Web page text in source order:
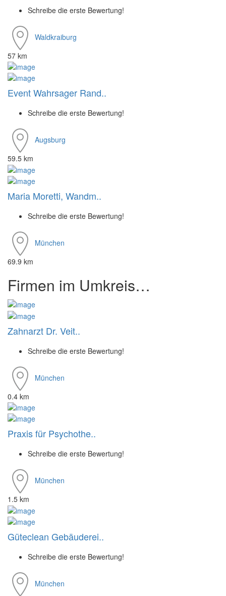
Schreibe die erste Bewertung!
Waldkraiburg
57 km
Event Wahrsager Rand..
Schreibe die erste Bewertung!
Augsburg
59.5 km
Maria Moretti, Wandm..
Schreibe die erste Bewertung!
München
69.9 km
Firmen im Umkreis…
Zahnarzt Dr. Veit..
Schreibe die erste Bewertung!
München
0.4 km
Praxis für Psychothe..
Schreibe die erste Bewertung!
München
1.5 km
Güteclean Gebäuderei..
Schreibe die erste Bewertung!
München